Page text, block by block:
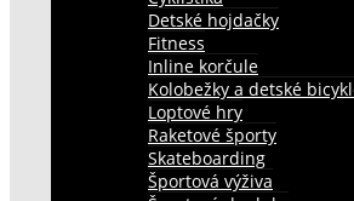
Detské hojdačky
Fitness
Inline korčule
Kolobežky a detské
Loptové hry
Raketové športy
Skateboarding
Športová výživa